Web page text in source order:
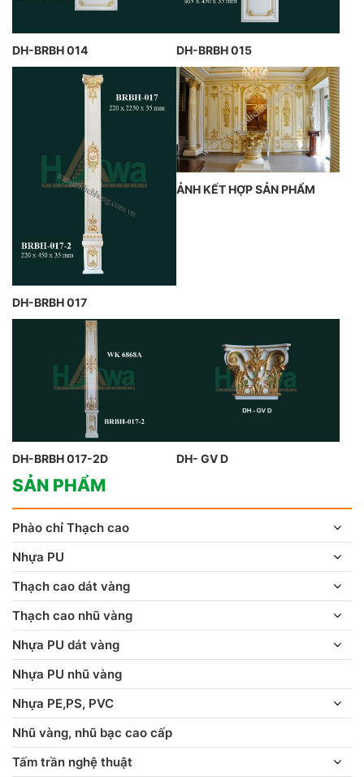
DH-BRBH 014 DH-BRBH 015
DH-BRBH 017
ẢNH KẾT HỢP SẢN PHẨM
DH-BRBH 017-2D DH- GV D
SẢN PHẨM
Phào chỉ Thạch cao
Nhựa PU
Thạch cao dát vàng
Thạch cao nhũ vàng
Nhựa PU dát vàng
Nhựa PU nhũ vàng
Nhựa PE,PS, PVC
Nhũ vàng, nhũ bạc cao cấp
Tấm trần nghệ thuật